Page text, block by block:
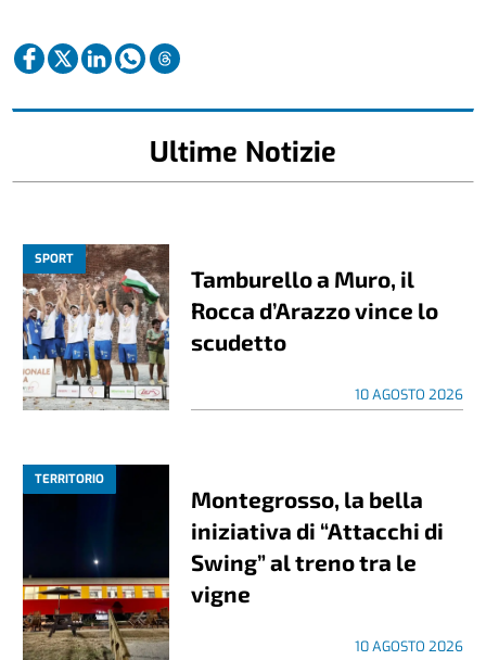
Ultime Notizie
SPORT
Tamburello a Muro, il
Rocca d’Arazzo vince lo
scudetto
10 AGOSTO 2026
TERRITORIO
Montegrosso, la bella
iniziativa di “Attacchi di
Swing” al treno tra le
vigne
10 AGOSTO 2026